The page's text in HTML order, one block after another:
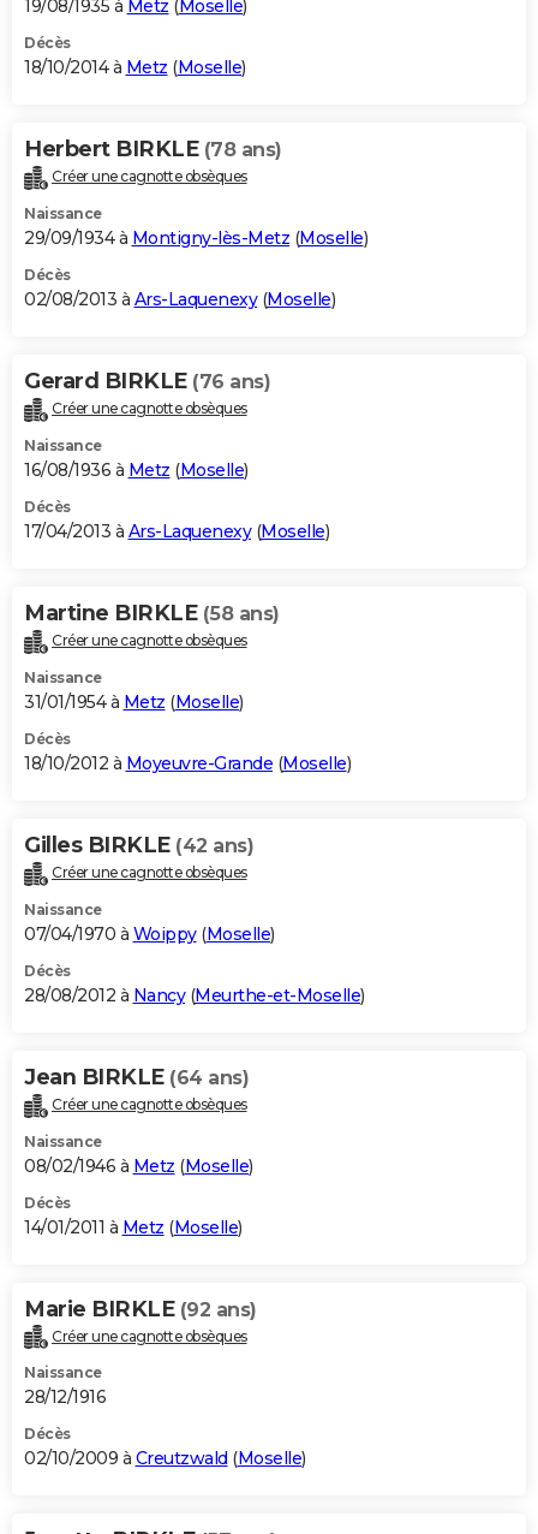
19/08/1935 à Metz ( Moselle)
Décès
18/10/2014 à Metz (Moselle)
Herbert BIRKLE (78 ans)
Créer une cagnotte obsèques
Naissance
29/09/1934 à Montigny-lès-Metz (Moselle)
Décès
02/08/2013 à Ars-Laquenexy(Moselle)
Gerard BIRKLE (76 ans)
Créer une cagnotte obsèques
Naissance
16/08/1936 à Metz (Moselle)
Décès
17/04/2013 à Ars-Laquenexy(Moselle)
Martine BIRKLE (58 ans)
Créer une cagnotte obsèques
Naissance
31/01/1954 à Metz (Moselle)
Décès
18/10/2012 à Moyeuvre-Grande (Moselle)
Gilles BIRKLE (42 ans)
Créer une cagnotte obsèques
Naissance
07/04/1970 à Woippy(Moselle)
Décès
28/08/2012 à Nancy(Meurthe-et-Moselle)
Jean BIRKLE (64 ans)
Créer une cagnotte obsèques
Naissance
08/02/1946 à Metz (Moselle)
Décès
14/01/2011 à Metz (Moselle)
Marie BIRKLE (92 ans)
Créer une cagnotte obsèques
Naissance
28/12/1916
Décès
02/10/2009 à Creutzwald (Moselle)